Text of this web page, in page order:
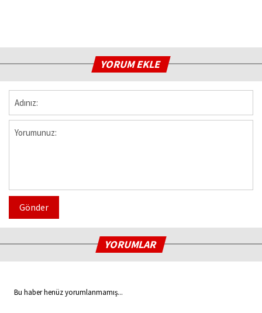
YORUM EKLE
Gönder
YORUMLAR
Bu haber henüz yorumlanmamış...